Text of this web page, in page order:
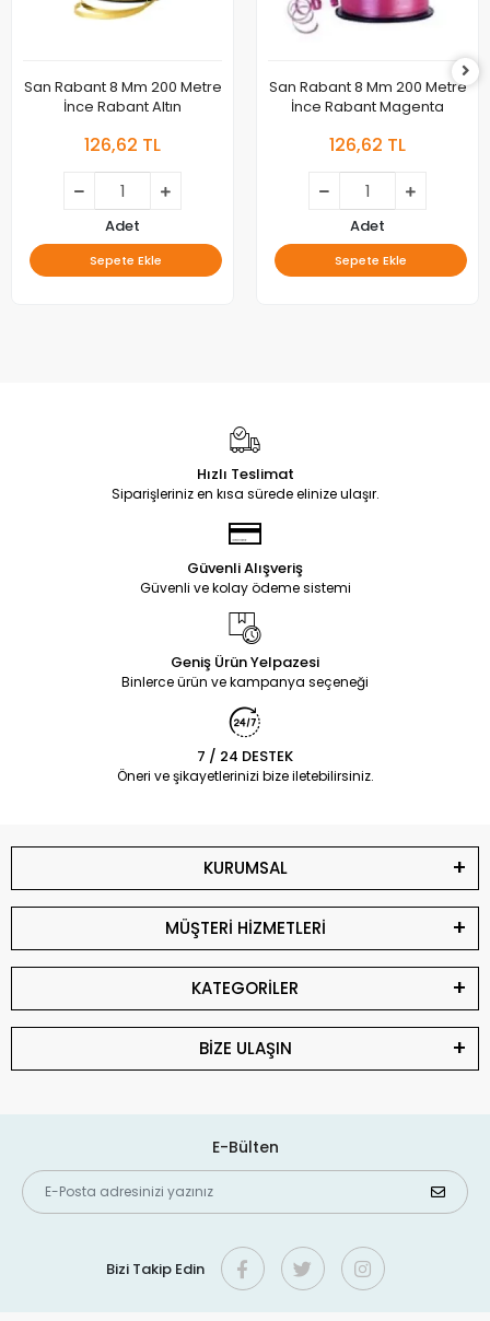
San Rabant 8 Mm 200 Metre
İnce Rabant Altın
126,62 TL
Adet
Sepete Ekle
San Rabant 8 Mm 200 Metre
İnce Rabant Magenta
126,62 TL
Adet
Sepete Ekle
Hızlı Teslimat
Siparişleriniz en kısa sürede elinize ulaşır.
Güvenli Alışveriş
Güvenli ve kolay ödeme sistemi
Geniş Ürün Yelpazesi
Binlerce ürün ve kampanya seçeneği
7 / 24 DESTEK
Öneri ve şikayetlerinizi bize iletebilirsiniz.
KURUMSAL
MÜŞTERİ HİZMETLERİ
KATEGORİLER
BİZE ULAŞIN
E-Bülten
Bizi Takip Edin